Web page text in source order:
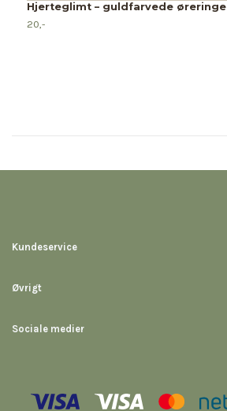
Hjerteglimt – guldfarvede øreringe
20,-
Kundeservice
Øvrigt
Sociale medier